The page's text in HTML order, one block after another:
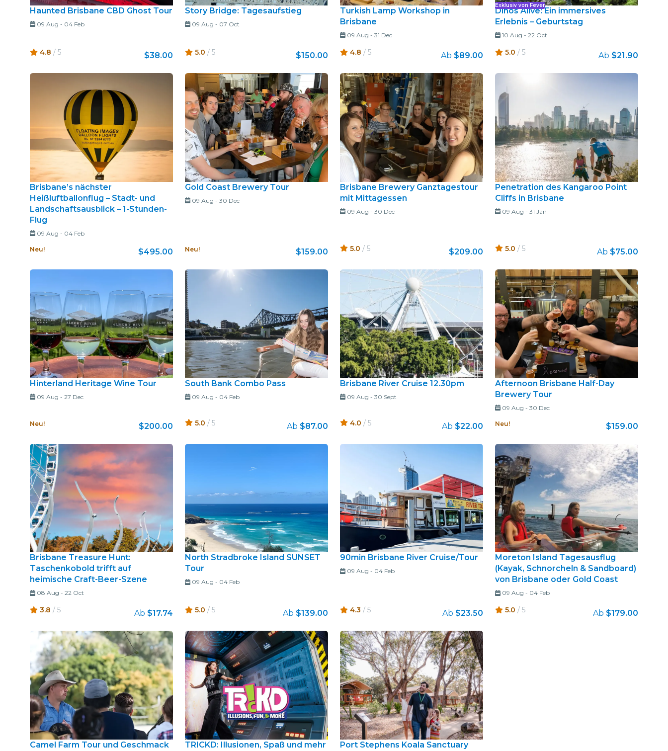
Haunted Brisbane CBD Ghost Tour
09 Aug - 04 Feb
4.8 / 5 $38.00
Story Bridge: Tagesaufstieg
09 Aug - 07 Oct
5.0 / 5 $150.00
Turkish Lamp Workshop in
Brisbane
09 Aug - 31 Dec
4.8 / 5 Ab $89.00
Exklusiv von Fever
Dinos Alive: Ein immersives
Erlebnis – Geburtstag
10 Aug - 22 Oct
5.0 / 5 Ab $21.90
Brisbane’s nächster
Heißluftballonflug – Stadt- und
Landschaftsausblick – 1-Stunden-
Flug
09 Aug - 04 Feb
Neu! $495.00
Gold Coast Brewery Tour
09 Aug - 30 Dec
Neu! $159.00
Brisbane Brewery Ganztagestour
mit Mittagessen
09 Aug - 30 Dec
5.0 / 5 $209.00
Penetration des Kangaroo Point
Cliffs in Brisbane
09 Aug - 31 Jan
5.0 / 5 Ab $75.00
Hinterland Heritage Wine Tour
09 Aug - 27 Dec
Neu! $200.00
South Bank Combo Pass
09 Aug - 04 Feb
5.0 / 5 Ab $87.00
Brisbane River Cruise 12.30pm
09 Aug - 30 Sept
4.0 / 5 Ab $22.00
Afternoon Brisbane Half-Day
Brewery Tour
09 Aug - 30 Dec
Neu! $159.00
Brisbane Treasure Hunt:
Taschenkobold trifft auf
heimische Craft-Beer-Szene
08 Aug - 22 Oct
3.8 / 5 Ab $17.74
North Stradbroke Island SUNSET
Tour
09 Aug - 04 Feb
5.0 / 5 Ab $139.00
90min Brisbane River Cruise/Tour
09 Aug - 04 Feb
4.3 / 5 Ab $23.50
Moreton Island Tagesausflug
(Kayak, Schnorcheln & Sandboard)
von Brisbane oder Gold Coast
09 Aug - 04 Feb
5.0 / 5 Ab $179.00
Camel Farm Tour und Geschmack TRICKD: Illusionen, Spaß und mehr Port Stephens Koala Sanctuary